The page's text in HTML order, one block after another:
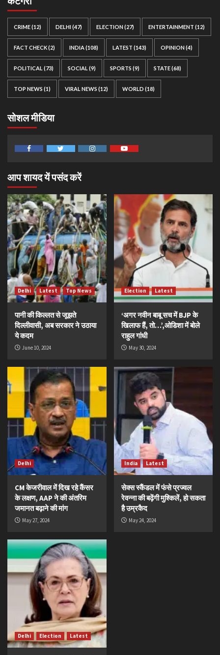
CRIME(12) DELHI(47) ELECTION(27) ENTERTAINMENT (12)
FACT CHECK(2) INDIA(108) LATEST (143) OPINION(4)
POLITICAL (73) SOCIAL (9) SPORTS (9) STATE(68)
TOP NEWS (1) VIRAL NEWS (12) WORLD (18)
सोशल मीडिया
आप शायद यें पसंद करें
Delhi Latest Top News
पानी की किल्लत से जूझते
दिल्लीवासी, अब सरकार ने उठाया
ये कदम
June 10, 2024
Election Latest
‘अगर नवीन बाबू सच में BJP के
खिलाफ हैं, तो…’,ओडिशा में बोले
राहुल गांधी
May 30, 2024
Delhi
CM केजरीवाल में दिख रहे कैंसर
के लक्षण, AAP ने की अंतरिम
जमानत बढ़ाने की मांग
May 27, 2024
India Latest
सेक्स स्कैंडल में फंसे प्रज्वल
रेवन्ना की बढ़ेंगी मुश्किलें, हो सकता
है उम्रकैद
May 24, 2024
Delhi Election Latest